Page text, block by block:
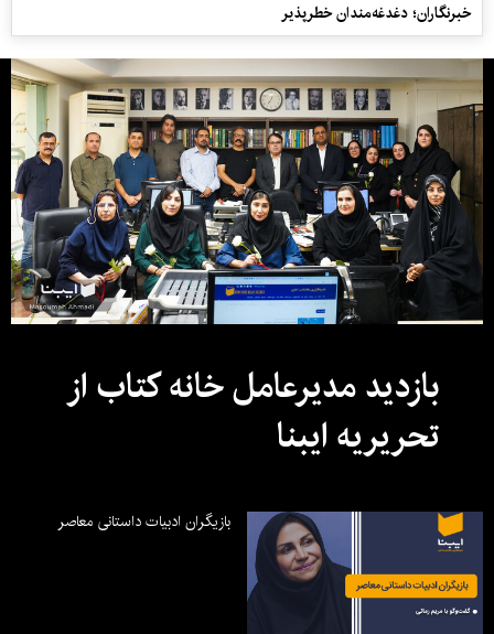
خبرنگاران؛ دغدغه‌مندان خطرپذیر
بازدید مدیرعامل خانه کتاب از
تحریریه ایبنا
بازیگران ادبیات داستانی معاصر